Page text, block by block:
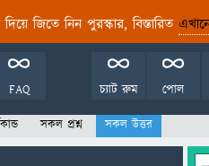
জিতে নিন পুরস্কার, বিস্তারিত
FAQ পোল
চ্যাট রুম
সকল প্রশ্ন সকল উত্তর